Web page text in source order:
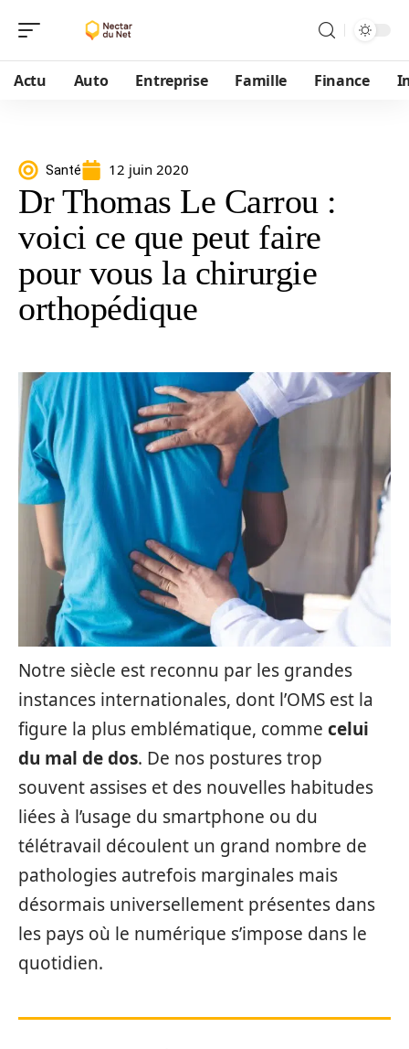
Actu Auto Entreprise Famille Finance
Santé 12 juin 2020
Dr Thomas Le Carrou :
voici ce que peut faire
pour vous la chirurgie
orthopédique
Notre siècle est reconnu par les grandes
instances internationales, dont l’OMS est la
figure la plus emblématique, comme celui
du mal de dos. De nos postures trop
souvent assises et des nouvelles habitudes
liées à l’usage du smartphone ou du
télétravail découlent un grand nombre de
pathologies autrefois marginales mais
désormais universellement présentes dans
les pays où le numérique s’impose dans le
quotidien.